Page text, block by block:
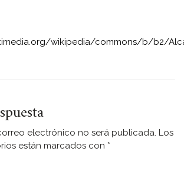
wikipedia/commons/b/b2/
electrónico no será publicada. Los
están marcados con *